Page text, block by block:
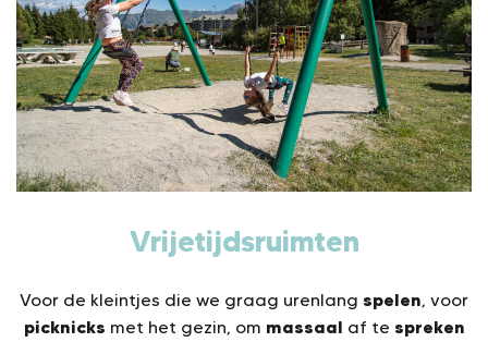
Vrijetijdsruimten
Voor de kleintjes die we graag urenlang spelen, voor
picknicks met het gezin, om massaal af te spreken